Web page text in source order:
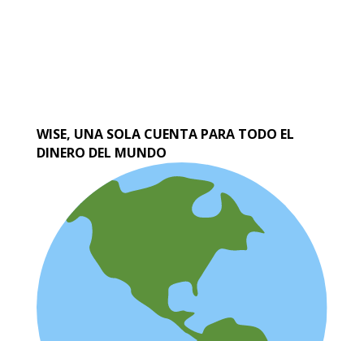
WISE, UNA SOLA CUENTA PARA TODO EL
DINERO DEL MUNDO